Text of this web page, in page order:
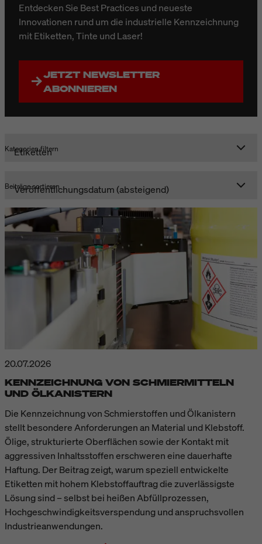
Entdecken Sie Best Practices und neueste
Innovationen rund um die industrielle Kennzeichnung
mit Etiketten, Tinte und Laser!
JETZT NEWSLETTER
ABONNIEREN
Kategorien filtern
Beiträge sortieren
20.07.2026
KENNZEICHNUNG VON SCHMIERMITTELN
UND ÖLKANISTERN
Die Kennzeichnung von Schmierstoffen und Ölkanistern
stellt besondere Anforderungen an Material und Klebstoff.
Ölige, strukturierte Oberflächen sowie der Kontakt mit
aggressiven Inhaltsstoffen erschweren eine dauerhafte
Haftung. Der Beitrag zeigt, warum speziell entwickelte
Etiketten mit hohem Klebstoffauftrag die zuverlässigste
Lösung sind – selbst bei heißen Abfüllprozessen,
Hochgeschwindigkeitsverspendung und anspruchsvollen
Industrieanwendungen.